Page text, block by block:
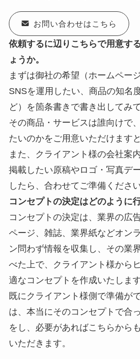
お問い合わせはこちら
依頼するに辺りこちらで用意す
ょうか。
まずは御社の希望（ホームペー
SNSを運用したい、商品の知名
ど）を箇条書きで書き出してみ
その商品・サービスは誰向けで
たいのかをご用意いただけます
また、クライアント様の会社案
掲載したい原稿やロゴ・写真デ
したら、合わせてご準備ください
コンセプトの決定はどのように
コンセプトの決定は、業界の広
ページ、雑誌、業界紙などオン
ン問わず情報を収集し、その業
べた上で、クライアント様から
適なコンセプトを作成いたします
既にクライアント様側で準備が
は、本当にそのコンセプトで合
をし、必要があればこちらから
いただきます。